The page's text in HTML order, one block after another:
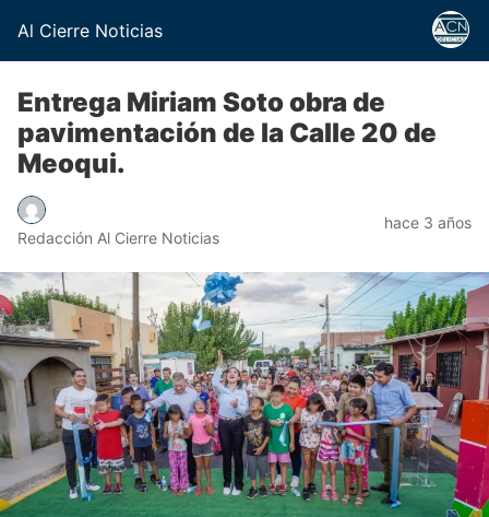
Al Cierre Noticias
Entrega Miriam Soto obra de
pavimentación de la Calle 20 de
Meoqui.
Redacción Al Cierre Noticias
hace 3 años